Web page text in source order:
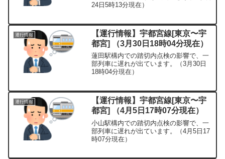
24日5時13分現在）
運行情報
【運行情報】宇都宮線[東京〜宇
都宮] （3月30日18時04分現在）
蓮田駅構内での踏切内点検の影響で、一
部列車に遅れが出ています。（3月30日
18時04分現在）
運行情報
【運行情報】宇都宮線[東京〜宇
都宮] （4月5日17時07分現在）
小山駅構内での踏切内点検の影響で、一
部列車に遅れが出ています。（4月5日17
時07分現在）